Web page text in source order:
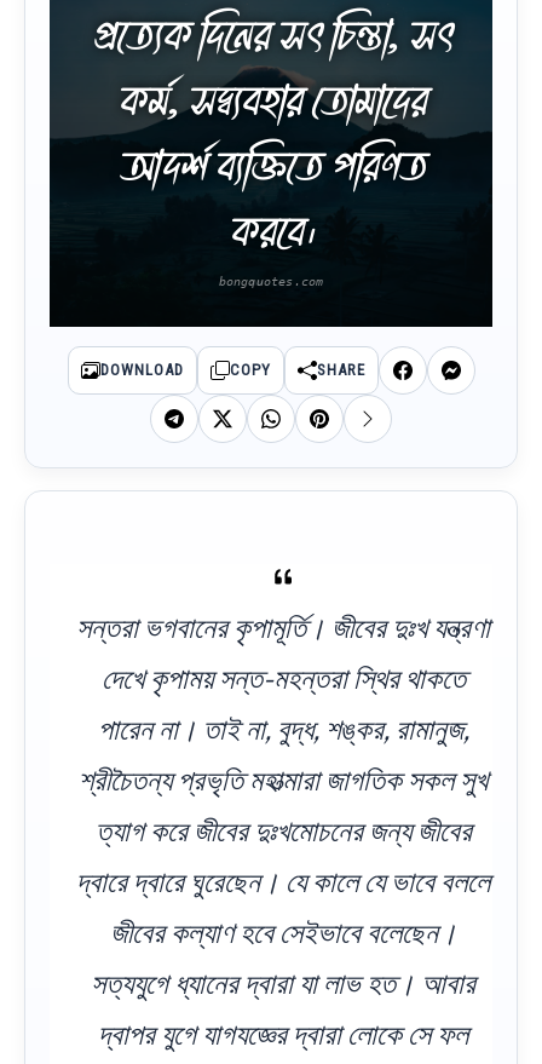
প্রত্যেক দিনের সৎ চিন্তা, সৎ
কর্ম, সদ্ব্যবহার তোমাদের
আদর্শ ব্যক্তিতে পরিণত
করবে।
DOWNLOAD COPY SHARE
সন্তরা ভগবানের কৃপামূর্তি। জীবের দুঃখ যন্ত্রণা
দেখে কৃপাময় সন্ত-মহন্তরা স্থির থাকতে
পারেন না। তাই না, বুদ্ধ, শঙ্কর, রামানুজ,
শ্রীচৈতন্য প্রভৃতি মহাত্মারা জাগতিক সকল সুখ
ত্যাগ করে জীবের দুঃখমোচনের জন্য জীবের
দ্বারে দ্বারে ঘুরেছেন। যে কালে যে ভাবে বললে
জীবের কল্যাণ হবে সেইভাবে বলেছেন।
সত্যযুগে ধ্যানের দ্বারা যা লাভ হত। আবার
দ্বাপর যুগে যাগযজ্ঞের দ্বারা লোকে সে ফল